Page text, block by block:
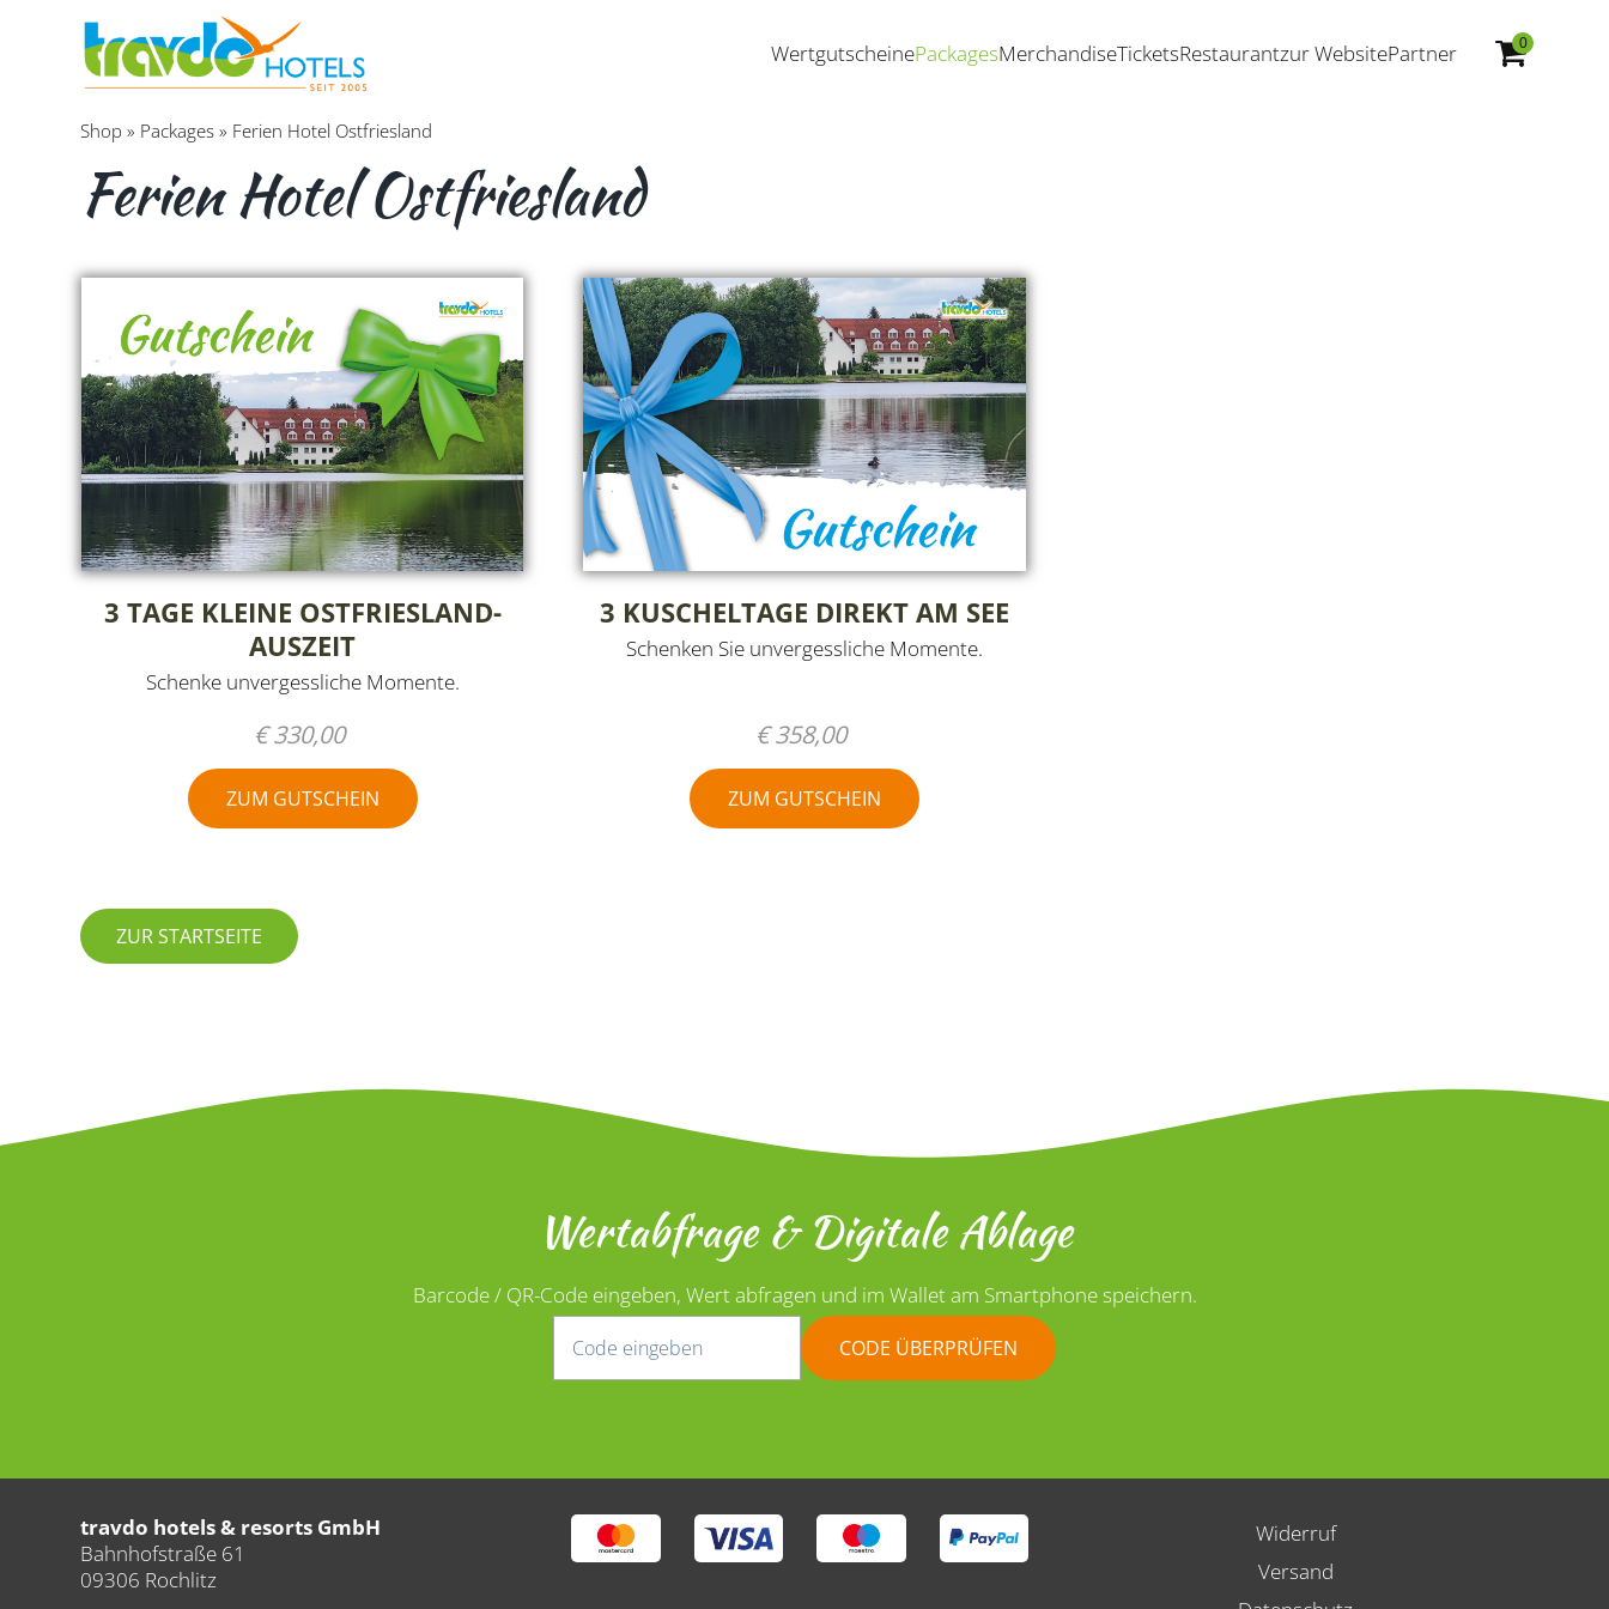
WertgutscheinePackagesMerchandiseTicketsRestaurantzur WebsitePartner 0
Shop » Packages » Ferien Hotel Ostfriesland
Ferien Hotel Ostfriesland
3 TAGE KLEINE OSTFRIESLAND-
AUSZEIT
Schenke unvergessliche Momente.
€ 330,00
ZUM GUTSCHEIN
3 KUSCHELTAGE DIREKT AM SEE
Schenken Sie unvergessliche Momente.
€ 358,00
ZUM GUTSCHEIN
ZUR STARTSEITE
Wertabfrage & Digitale Ablage
Barcode / QR-Code eingeben, Wert abfragen und im Wallet am Smartphone speichern.
CODE ÜBERPRÜFEN
travdo hotels & resorts GmbH
Bahnhofstraße 61
09306 Rochlitz
Widerruf
Versand